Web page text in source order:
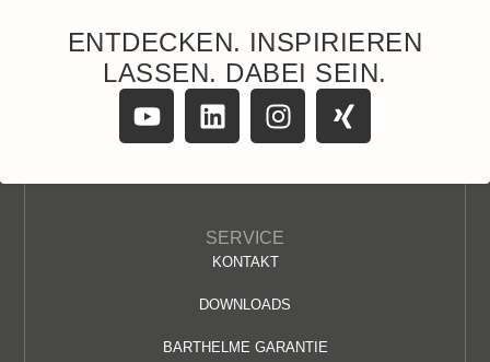
ENTDECKEN. INSPIRIEREN
LASSEN. DABEI SEIN.
SERVICE
KONTAKT
DOWNLOADS
BARTHELME GARANTIE